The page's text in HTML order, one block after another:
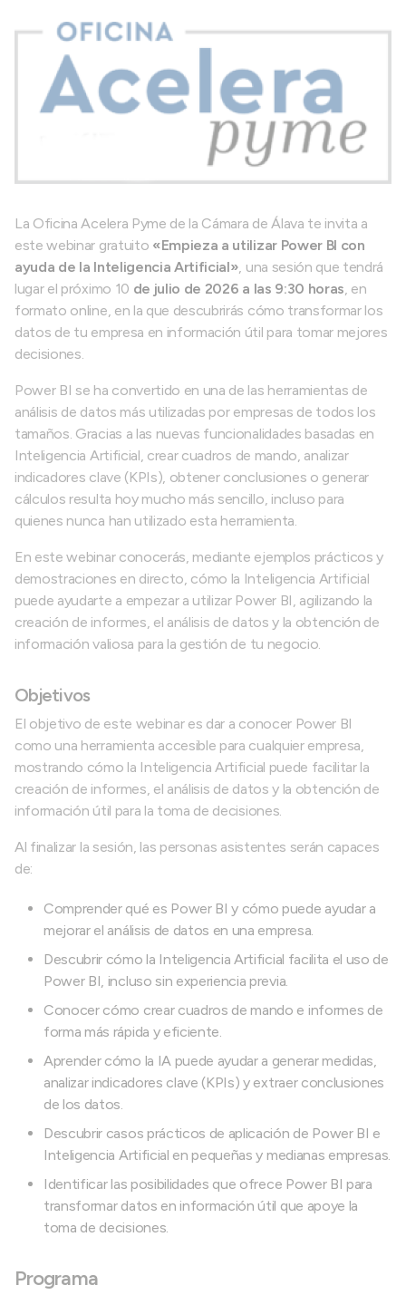
La Oficina Acelera Pyme de la Cámara de Álava te invita a
este webinar gratuito «Empieza a utilizar Power BI con
ayuda de la Inteligencia Artificial», una sesión que tendrá
lugar el próximo 10 de julio de 2026 a las 9:30 horas, en
formato online, en la que descubrirás cómo transformar los
datos de tu empresa en información útil para tomar mejores
decisiones.
Power BI se ha convertido en una de las herramientas de
análisis de datos más utilizadas por empresas de todos los
tamaños. Gracias a las nuevas funcionalidades basadas en
Inteligencia Artificial, crear cuadros de mando, analizar
indicadores clave (KPIs), obtener conclusiones o generar
cálculos resulta hoy mucho más sencillo, incluso para
quienes nunca han utilizado esta herramienta.
En este webinar conocerás, mediante ejemplos prácticos y
demostraciones en directo, cómo la Inteligencia Artificial
puede ayudarte a empezar a utilizar Power BI, agilizando la
creación de informes, el análisis de datos y la obtención de
información valiosa para la gestión de tu negocio.
Objetivos
El objetivo de este webinar es dar a conocer Power BI
como una herramienta accesible para cualquier empresa,
mostrando cómo la Inteligencia Artificial puede facilitar la
creación de informes, el análisis de datos y la obtención de
información útil para la toma de decisiones.
Al finalizar la sesión, las personas asistentes serán capaces
de:
Comprender qué es Power BI y cómo puede ayudar a
mejorar el análisis de datos en una empresa.
Descubrir cómo la Inteligencia Artificial facilita el uso de
Power BI, incluso sin experiencia previa.
Conocer cómo crear cuadros de mando e informes de
forma más rápida y eficiente.
Aprender cómo la IA puede ayudar a generar medidas,
analizar indicadores clave (KPIs) y extraer conclusiones
de los datos.
Descubrir casos prácticos de aplicación de Power BI e
Inteligencia Artificial en pequeñas y medianas empresas.
Identificar las posibilidades que ofrece Power BI para
transformar datos en información útil que apoye la
toma de decisiones.
Programa